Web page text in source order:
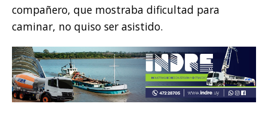
compañero, que mostraba dificultad para
caminar, no quiso ser asistido.